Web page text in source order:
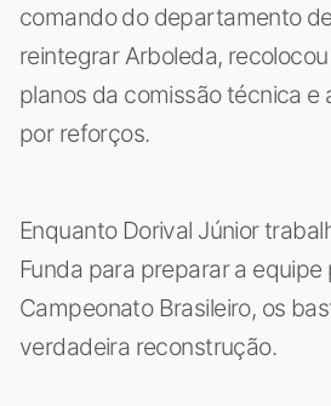
comando do departamento
reintegrar Arboleda,
planos da comissão técnica e
por reforços.
Enquanto Dorival Júnior
Funda para preparar a
Campeonato Brasileiro, os
verdadeira reconstrução.